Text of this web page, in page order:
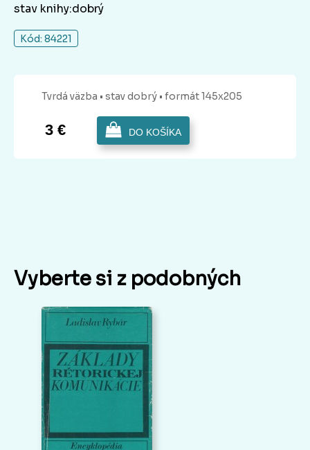
stav knihy:dobrý
Kód: 84221
Tvrdá väzba • stav dobrý • formát 145x205
3 € DO KOŠÍKA
Vyberte si z podobných